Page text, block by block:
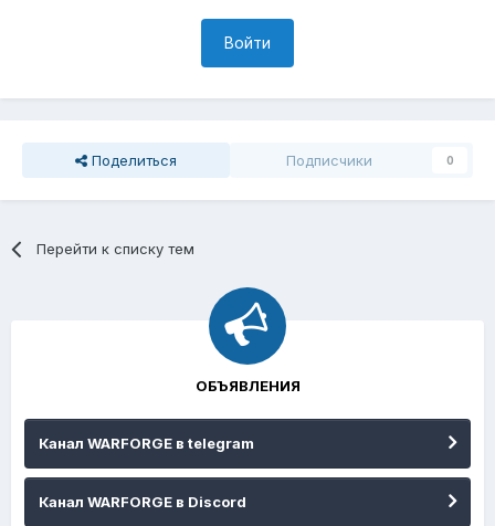
Войти
Поделиться Подписчики 0
Перейти к списку тем
ОБЪЯВЛЕНИЯ
Канал WARFORGE в telegram
Канал WARFORGE в Discord